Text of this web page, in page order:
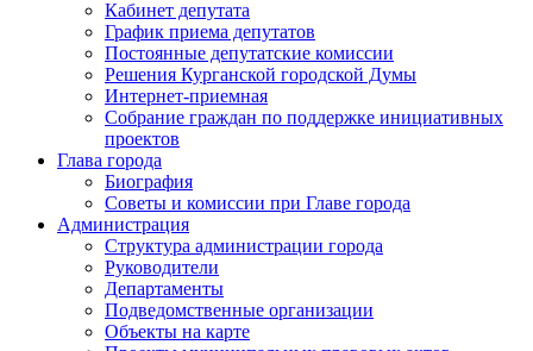
Кабинет депутата
График приема депутатов
Постоянные депутатские комиссии
Решения Курганской городской Думы
Интернет-приемная
Собрание граждан по поддержке инициативных
проектов
Глава города
Биография
Советы и комиссии при Главе города
Администрация
Структура администрации города
Руководители
Департаменты
Подведомственные организации
Объекты на карте